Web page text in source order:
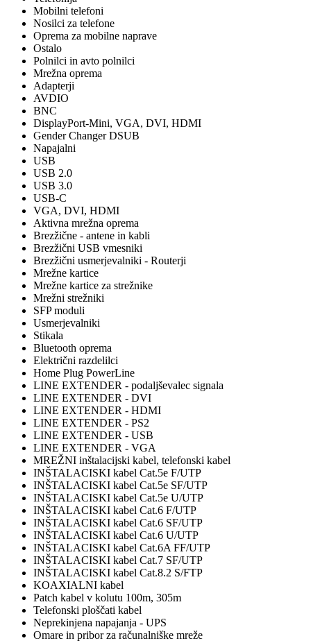
Mobilni telefoni
Nosilci za telefone
Oprema za mobilne naprave
Ostalo
Polnilci in avto polnilci
Mrežna oprema
Adapterji
AVDIO
BNC
DisplayPort-Mini, VGA, DVI, HDMI
Gender Changer DSUB
Napajalni
USB
USB 2.0
USB 3.0
USB-C
VGA, DVI, HDMI
Aktivna mrežna oprema
Brezžične - antene in kabli
Brezžični USB vmesniki
Brezžični usmerjevalniki - Routerji
Mrežne kartice
Mrežne kartice za strežnike
Mrežni strežniki
SFP moduli
Usmerjevalniki
Stikala
Bluetooth oprema
Električni razdelilci
Home Plug PowerLine
LINE EXTENDER - podaljševalec signala
LINE EXTENDER - DVI
LINE EXTENDER - HDMI
LINE EXTENDER - PS2
LINE EXTENDER - USB
LINE EXTENDER - VGA
MREŽNI inštalacijski kabel, telefonski kabel
INŠTALACISKI kabel Cat.5e F/UTP
INŠTALACISKI kabel Cat.5e SF/UTP
INŠTALACISKI kabel Cat.5e U/UTP
INŠTALACISKI kabel Cat.6 F/UTP
INŠTALACISKI kabel Cat.6 SF/UTP
INŠTALACISKI kabel Cat.6 U/UTP
INŠTALACISKI kabel Cat.6A FF/UTP
INŠTALACISKI kabel Cat.7 SF/UTP
INŠTALACISKI kabel Cat.8.2 S/FTP
KOAXIALNI kabel
Patch kabel v kolutu 100m, 305m
Telefonski ploščati kabel
Neprekinjena napajanja - UPS
Omare in pribor za računalniške mreže